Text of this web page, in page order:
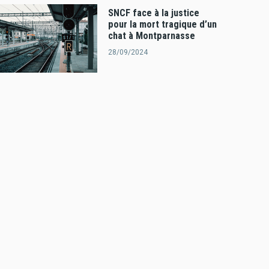
SNCF face à la justice
pour la mort tragique d’un
chat à Montparnasse
28/09/2024